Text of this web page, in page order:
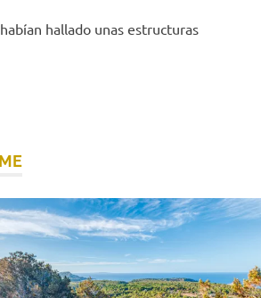
hallado unas estructuras